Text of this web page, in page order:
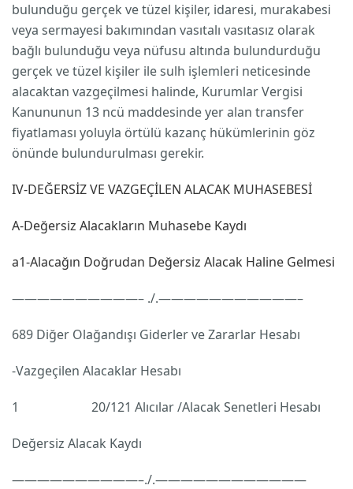
bulunduğu gerçek ve tüzel kişiler, idaresi, murakabesi
veya sermayesi bakımından vasıtalı vasıtasız olarak
bağlı bulunduğu veya nüfusu altında bulundurduğu
gerçek ve tüzel kişiler ile sulh işlemleri neticesinde
alacaktan vazgeçilmesi halinde, Kurumlar Vergisi
Kanununun 13 ncü maddesinde yer alan transfer
fiyatlaması yoluyla örtülü kazanç hükümlerinin göz
önünde bulundurulması gerekir.
IV-DEĞERSİZ VE VAZGEÇİLEN ALACAK MUHASEBESİ
A-Değersiz Alacakların Muhasebe Kaydı
a1-Alacağın Doğrudan Değersiz Alacak Haline Gelmesi
——————————– ./.———————————–
689 Diğer Olağandışı Giderler ve Zararlar Hesabı
-Vazgeçilen Alacaklar Hesabı
1 20/121 Alıcılar /Alacak Senetleri Hesabı
Değersiz Alacak Kaydı
——————————–./.————————————